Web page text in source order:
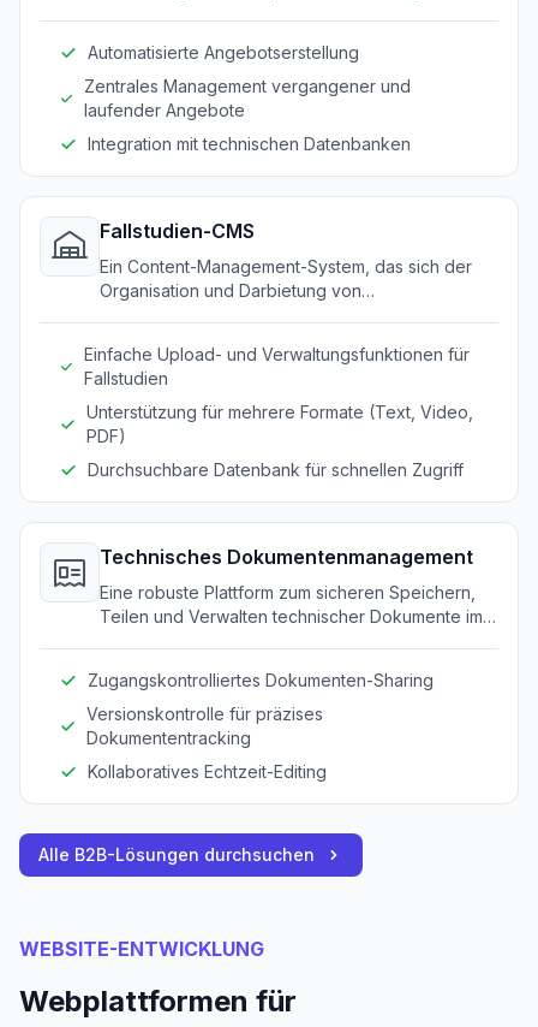
Automatisierte Angebotserstellung
Zentrales Management vergangener und
laufender Angebote
Integration mit technischen Datenbanken
Fallstudien-CMS
Ein Content-Management-System, das sich der
Organisation und Darbietung von
Einfache Upload- und Verwaltungsfunktionen für
Fallstudien
Unterstützung für mehrere Formate (Text, Video,
PDF)
Durchsuchbare Datenbank für schnellen Zugriff
Technisches Dokumentenmanagement
Eine robuste Plattform zum sicheren Speichern,
Teilen und Verwalten technischer Dokumente im
Zugangskontrolliertes Dokumenten-Sharing
Versionskontrolle für präzises
Dokumententracking
Kollaboratives Echtzeit-Editing
Alle B2B-Lösungen durchsuchen
WEBSITE-ENTWICKLUNG
Webplattformen für